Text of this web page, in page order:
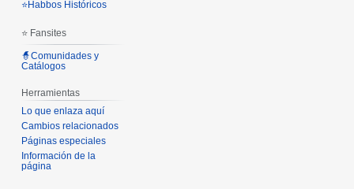
⭐Habbos Históricos
⭐ Fansites
🧙Comunidades y
Catálogos
Herramientas
Lo que enlaza aquí
Cambios relacionados
Páginas especiales
Información de la
página